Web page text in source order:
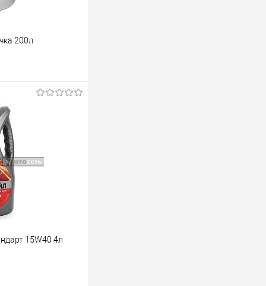
200л
К сравнению
В наличии
15W40 4л